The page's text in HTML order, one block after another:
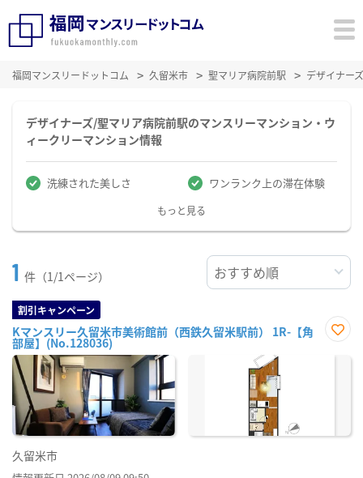
福岡マンスリードットコム 久留米市 聖マリア病院前駅 デザイナー
デザイナーズ/聖マリア病院前駅のマンスリーマンション・ウ
ィークリーマンション情報
洗練された美しさ ワンランク上の滞在体験
もっと見る
1 件（1/1ページ）
割引キャンペーン
Kマンスリー久留米市美術館前（西鉄久留米駅前） 1R-【角
部屋】(No.128036)
に入
久留米市